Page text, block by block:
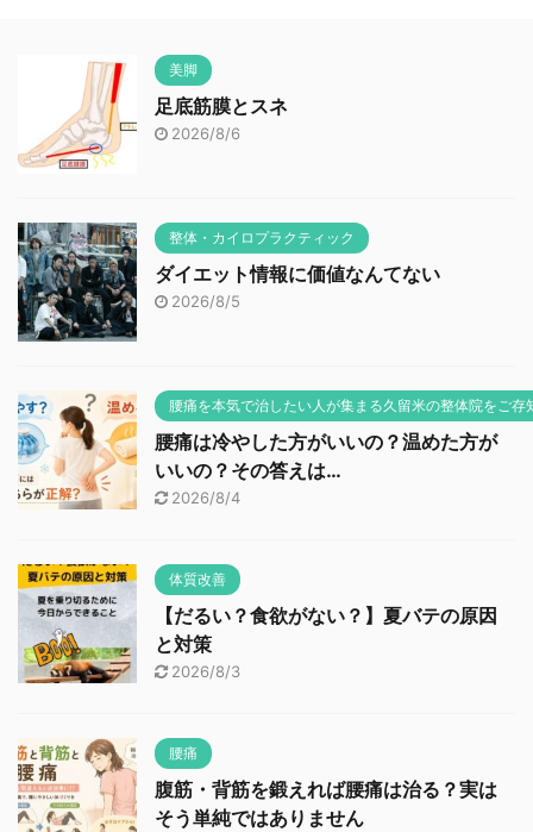
美脚
足底筋膜とスネ
2026/8/6
整体・カイロプラクティック
ダイエット情報に価値なんてない
2026/8/5
腰痛を本気で治したい人が集まる久留米の整体院をご存
腰痛は冷やした方がいいの？温めた方が
いいの？その答えは…
2026/8/4
体質改善
【だるい？食欲がない？】夏バテの原因
と対策
2026/8/3
腰痛
腹筋・背筋を鍛えれば腰痛は治る？実は
そう単純ではありません